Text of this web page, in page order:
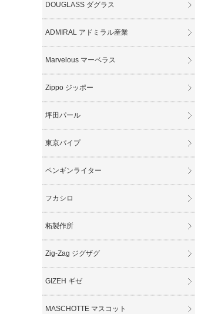
DOUGLASS ダグラス
ADMIRAL アドミラル産業
Marvelous マーベラス
Zippo ジッポー
坪田パール
東京パイプ
ペンギンライター
フカシロ
柘製作所
Zig-Zag ジグザグ
GIZEH ギゼ
MASCHOTTE マスコット